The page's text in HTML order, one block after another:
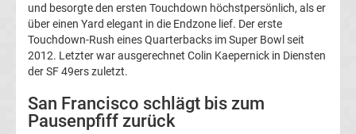
League
Ergebnisse
League
und besorgte den ersten Touchdown höchstpersönlich, als er
über einen Yard elegant in die Endzone lief. Der erste
Touchdown-Rush eines Quarterbacks im Super Bowl seit
2012. Letzter war ausgerechnet Colin Kaepernick in Diensten
der SF 49ers zuletzt.
San Francisco schlägt bis zum
Pausenpfiff zurück